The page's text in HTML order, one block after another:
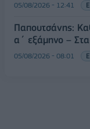
05/08/2026 - 12:41
Παπουτσάνης:
α΄ εξάμηνο –
05/08/2026 - 08:01